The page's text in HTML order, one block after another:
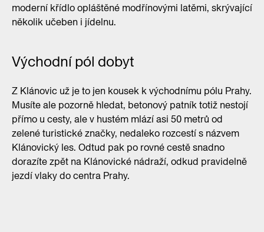
moderní křídlo opláštěné modřínovými latěmi, skrývající
několik učeben i jídelnu.
Východní pól dobyt
Z Klánovic už je to jen kousek k východnímu pólu Prahy.
Musíte ale pozorně hledat, betonový patník totiž nestojí
přímo u cesty, ale v hustém mlází asi 50 metrů od
zelené turistické značky, nedaleko rozcestí s názvem
Klánovický les. Odtud pak po rovné cestě snadno
dorazíte zpět na Klánovické nádraží, odkud pravidelně
jezdí vlaky do centra Prahy.